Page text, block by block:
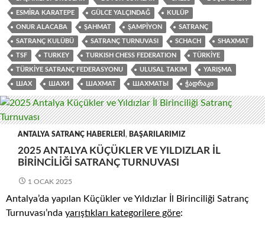
ESMIRA KARATEPE GÜLCE YALÇINDAĞ KULÜP
ONUR ALACABA ŞAHMAT ŞAMPIYON SATRANÇ
SATRANÇ KULÜBÜ SATRANÇ TURNUVASI SCHACH SHAXMAT
TSF TURKEY TURKISH CHESS FEDERATION TÜRKIYE
TÜRKIYE SATRANÇ FEDERASYONU ULUSAL TAKIM YARIŞMA
ШАХ ШАХИ ШАХМАТ ШАХМАТЫ ᲭᲐᲓᲠᲐᲙᲘ
ANTALYA SATRANÇ HABERLERI , BAŞARILARIMIZ
2025 ANTALYA KÜÇÜKLER VE YILDIZLAR İL
BIRINCILIĞI SATRANÇ TURNUVASI
1 OCAK 2025
Antalya’da yapılan Küçükler ve Yıldızlar İl Birinciliği Satranç
Turnuvası’nda yarıştıkları kategorilere göre: